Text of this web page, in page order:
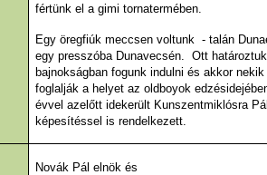
fértünk el a gimi tornatermében.
Egy öregfiúk meccsen voltunk - talán
egy presszóba Dunavecsén. Ott
bajnokságban fogunk indulni és akkor
foglalják a helyet az oldboyok
évvel azelőtt idekerült Kunszentmiklósra
képesítéssel is rendelkezett.
Novák Pál elnök és